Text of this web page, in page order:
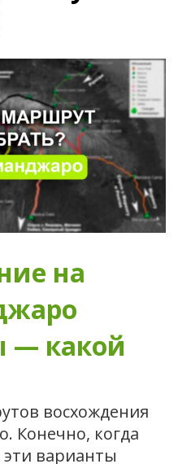
на
— какой
восхождения
Конечно, когда
варианты